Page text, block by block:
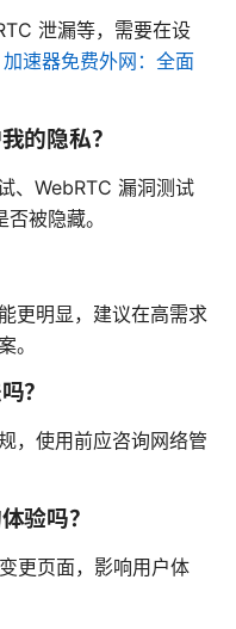
泄漏等，需要在设
加速器免费外网：全面
的隐私？
、WebRTC 漏洞测试
被隐藏。
更明显，建议在高需求
。
？
，使用前应咨询网络管
验吗？
更页面，影响用户体